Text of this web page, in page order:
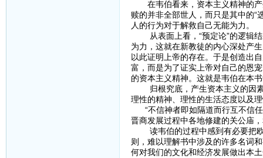
在韦伯看来，资本主义精神的产
赎的并非全部世人，而只是其中的“
人的行为对于解救自己无能为力。
从表面上看，“预定论”的逻辑结
为力，这就在新教徒的内心深处产
以此证明上帝的存在。于是创造出
富，而是为了证实上帝对自己的恩
的资本主义精神。这就是韦伯在本
归根究底，产生资本主义的因素
理性的精神、理性的生活态度以及
“不信神者即如隔道而行互不信任
晋商发展过程中各地修建的关公庙
读韦伯的过程中感到有必要把欧
则，难以理解书中涉及的许多名词
何对我们的文化和经济发展做出本